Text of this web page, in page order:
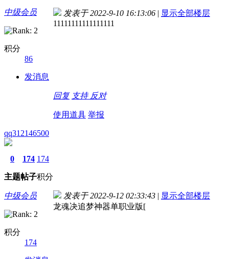
中级会员
积分
86
发消息
发表于 2022-9-10 16:13:06 | 显示全部楼层
11111111111111111
回复 支持 反对
使用道具 举报
qq312146500
0
主题
174
帖子
174
积分
中级会员
积分
174
发表于 2022-9-12 02:33:43 | 显示全部楼层
龙魂决追梦神器单职业版[